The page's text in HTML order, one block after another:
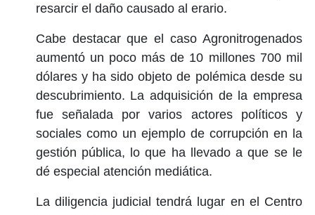
resarcir el daño causado al erario.
Cabe destacar que el caso Agronitrogenados
aumentó un poco más de 10 millones 700 mil
dólares y ha sido objeto de polémica desde su
descubrimiento. La adquisición de la empresa
fue señalada por varios actores políticos y
sociales como un ejemplo de corrupción en la
gestión pública, lo que ha llevado a que se le
dé especial atención mediática.
La diligencia judicial tendrá lugar en el Centro